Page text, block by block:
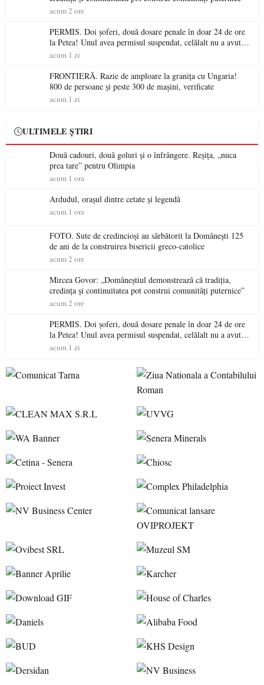
acum 2 ore
PERMIS. Doi șoferi, două dosare penale în doar 24 de ore
la Petea! Unul avea permisul suspendat, celălalt nu a avut
niciodată permis
acum 1 zi
FRONTIERĂ. Razie de amploare la granița cu Ungaria!
800 de persoane și peste 300 de mașini, verificate
acum 1 zi
ULTIMELE ȘTIRI
Două cadouri, două goluri și o înfrângere. Reșița, „nuca
prea tare” pentru Olimpia
acum 1 ora
Ardudul, orașul dintre cetate și legendă
acum 1 ora
FOTO. Sute de credincioși au sărbătorit la Domănești 125
de ani de la construirea bisericii greco-catolice
acum 2 ore
Mircea Govor: „Domăneștiul demonstrează că tradiția,
credința și continuitatea pot construi comunități puternice”
acum 2 ore
PERMIS. Doi șoferi, două dosare penale în doar 24 de ore
la Petea! Unul avea permisul suspendat, celălalt nu a avut
niciodată permis
acum 1 zi